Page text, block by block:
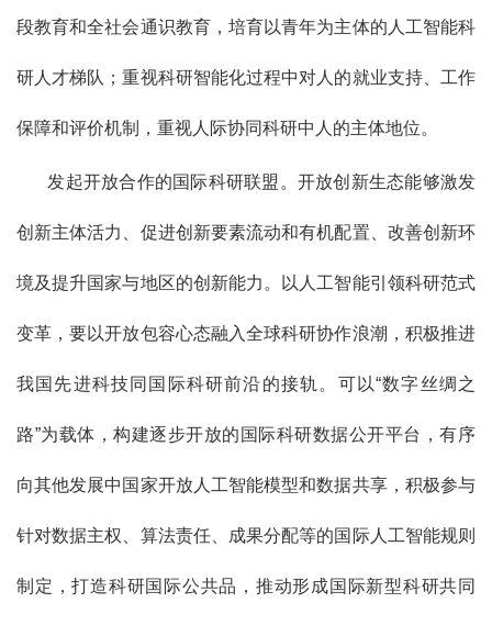
段教育和全社会通识教育，培育以青年为主体的人工智能科
研人才梯队；重视科研智能化过程中对人的就业支持、工作
保障和评价机制，重视人际协同科研中人的主体地位。
发起开放合作的国际科研联盟。开放创新生态能够激发
创新主体活力、促进创新要素流动和有机配置、改善创新环
境及提升国家与地区的创新能力。以人工智能引领科研范式
变革，要以开放包容心态融入全球科研协作浪潮，积极推进
我国先进科技同国际科研前沿的接轨。可以“数字丝绸之
路”为载体，构建逐步开放的国际科研数据公开平台，有序
向其他发展中国家开放人工智能模型和数据共享，积极参与
针对数据主权、算法责任、成果分配等的国际人工智能规则
制定，打造科研国际公共品，推动形成国际新型科研共同